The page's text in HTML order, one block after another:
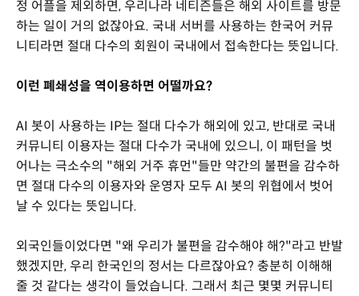
정 어플을 제외하면, 우리나라 네티즌들은 해외 사이트를 방문
하는 일이 거의 없잖아요. 국내 서버를 사용하는 한국어 커뮤
니티라면 절대 다수의 회원이 국내에서 접속한다는 뜻입니다.
이런 폐쇄성을 역이용하면 어떨까요?
AI 봇이 사용하는 IP는 절대 다수가 해외에 있고, 반대로 국내
커뮤니티 이용자는 절대 다수가 국내에 있으니, 이 패턴을 벗
어나는 극소수의 "해외 거주 휴먼"들만 약간의 불편을 감수하
면 절대 다수의 이용자와 운영자 모두 AI 봇의 위협에서 벗어
날 수 있다는 뜻입니다.
외국인들이었다면 "왜 우리가 불편을 감수해야 해?"라고 반발
했겠지만, 우리 한국인의 정서는 다르잖아요? 충분히 이해해
줄 것 같다는 생각이 들었습니다. 그래서 최근 몇몇 커뮤니티